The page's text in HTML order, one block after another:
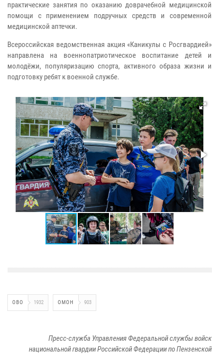
практические занятия по оказанию доврачебной медицинской
помощи с применением подручных средств и современной
медицинской аптечки.
Всероссийская ведомственная акция «Каникулы с Росгвардией»
направлена на военнопатриотическое воспитание детей и
молодёжи, популяризацию спорта, активного образа жизни и
подготовку ребят к военной службе.
ОВО 1932 ОМОН 903
Пресс-служба Управления Федеральной службы войск
национальной гвардии Российской Федерации по Пензенской